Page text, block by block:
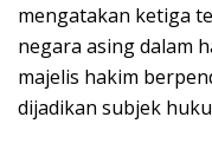
mengatakan ketiga
negara asing dalam
majelis hakim
dijadikan subjek